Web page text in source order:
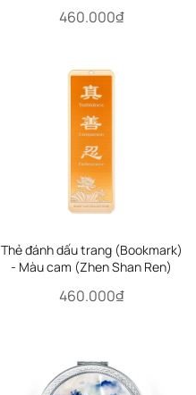
460.000₫
Thẻ đánh dấu trang (Bookmark)
- Màu cam (Zhen Shan Ren)
460.000₫